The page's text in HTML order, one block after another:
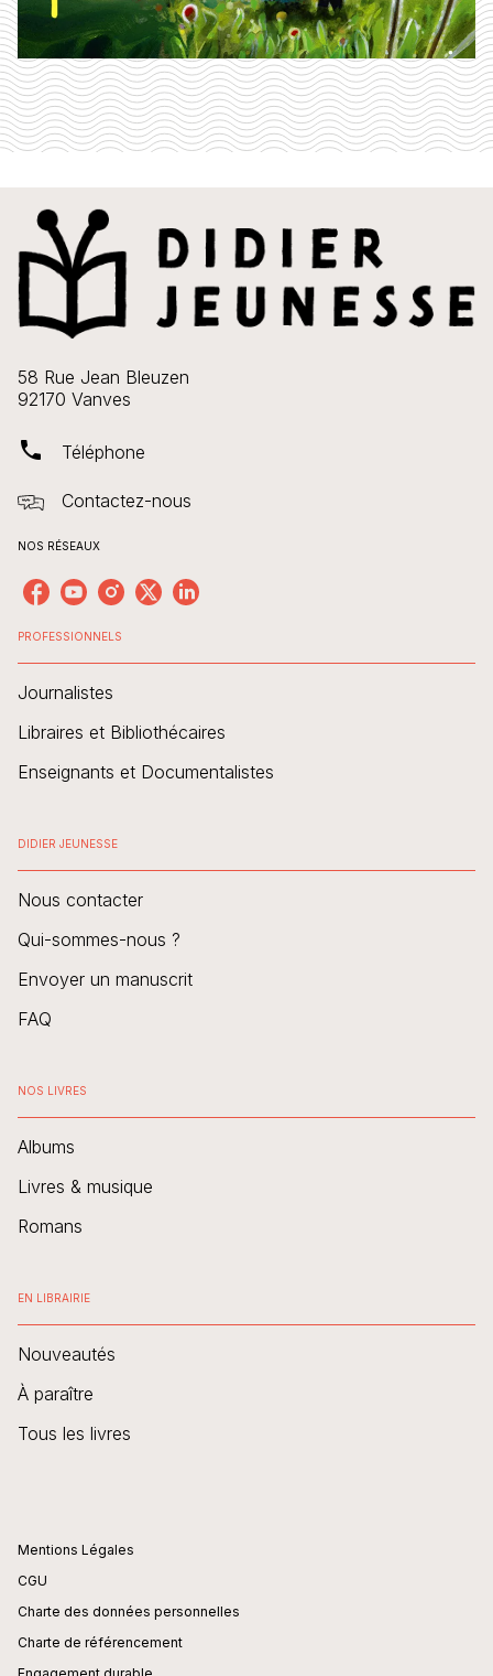
58 Rue Jean Bleuzen
92170 Vanves
phone Téléphone
Contactez-nous
NOS RÉSEAUX
PROFESSIONNELS
Journalistes
Libraires et Bibliothécaires
Enseignants et Documentalistes
DIDIER JEUNESSE
Nous contacter
Qui-sommes-nous ?
Envoyer un manuscrit
FAQ
NOS LIVRES
Albums
Livres & musique
Romans
EN LIBRAIRIE
Nouveautés
À paraître
Tous les livres
Mentions Légales
CGU
Charte des données personnelles
Charte de référencement